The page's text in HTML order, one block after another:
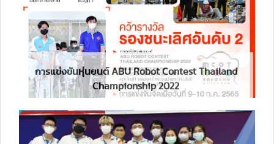
การแข่งขันหุ่นยนต์ ABU Robot Contest Thailand
Championship 2022